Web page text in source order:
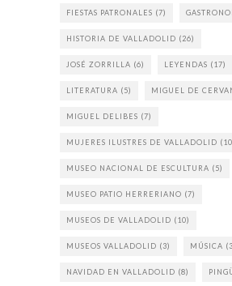
FIESTAS PATRONALES (7)
HISTORIA DE VALLADOLID (26)
JOSÉ ZORRILLA (6) LEYENDAS (17)
LITERATURA (5) MIGUEL DE
MIGUEL DELIBES (7)
MUJERES ILUSTRES DE VALLADOLID
MUSEO NACIONAL DE ESCULTURA (5)
MUSEO PATIO HERRERIANO (7)
MUSEOS DE VALLADOLID (10)
MUSEOS VALLADOLID (3) MÚSICA
NAVIDAD EN VALLADOLID (8)